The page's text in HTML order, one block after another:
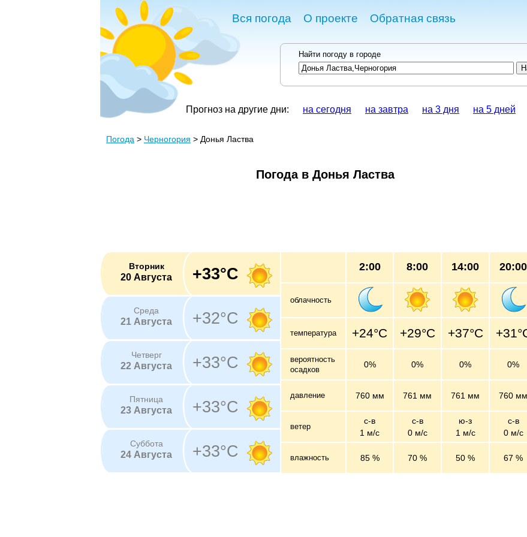
Вся погода О проекте Обратная связь
Найти погоду в городе
Прогноз на другие дни: на сегодня на завтра на 3 дня на 5 дней
Погода > Черногория > Донья Ластва
Погода в Донья Ластва
Вторник
20 Августа +33°C
Среда
21 Августа +32°C
Четверг
22 Августа +33°C
Пятница
23 Августа +33°C
Суббота
24 Августа +33°C
2:00 8:00 14:00 20:00
облачность
температура +24°C +29°C +37°C
вероятность
осадков
0% 0% 0% 0%
давление 760 мм 761 мм 761 мм 760 мм
ветер
с-в
1 м/c
с-в
0 м/c
ю-з
1 м/c
с-в
0 м/c
влажность 85 % 70 % 50 % 67 %